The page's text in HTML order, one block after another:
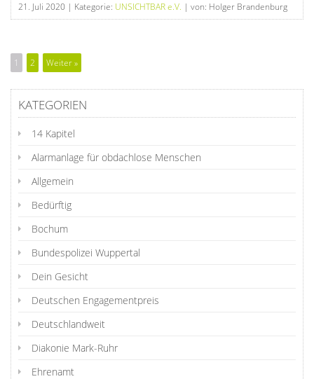
21. Juli 2020 | Kategorie: UNSICHTBAR e.V. | von: Holger Brandenburg
1 2 Weiter »
KATEGORIEN
14 Kapitel
Alarmanlage für obdachlose Menschen
Allgemein
Bedürftig
Bochum
Bundespolizei Wuppertal
Dein Gesicht
Deutschen Engagementpreis
Deutschlandweit
Diakonie Mark-Ruhr
Ehrenamt